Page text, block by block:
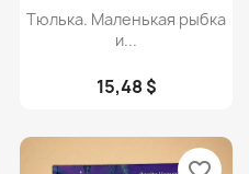
Просмотр
Тюлька. Маленькая рыбка
и...
15,48 $